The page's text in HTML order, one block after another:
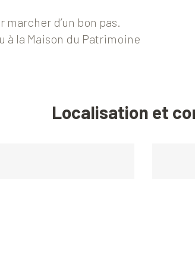
d’un bon pas.
à la Maison du Patrimoine
Localisation et